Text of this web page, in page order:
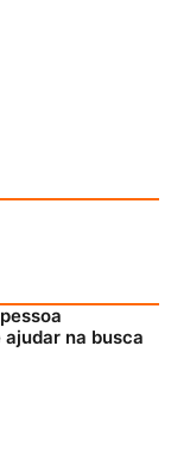
na busca